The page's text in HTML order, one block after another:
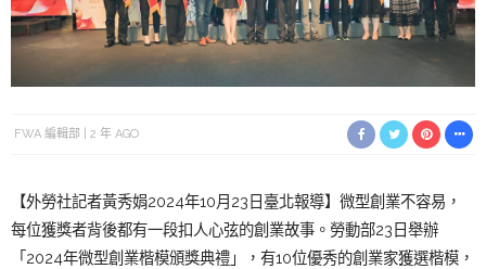
FWA 編輯部 2 年 AGO
【外勞社記者黃秀娟2024年10月23日臺北報導】微型創業不容易，
每位獲獎者背後都有一段扣人心弦的創業故事。勞動部23日舉辦
「2024年微型創業楷模頒獎典禮」，有10位優秀的創業家獲選楷模，